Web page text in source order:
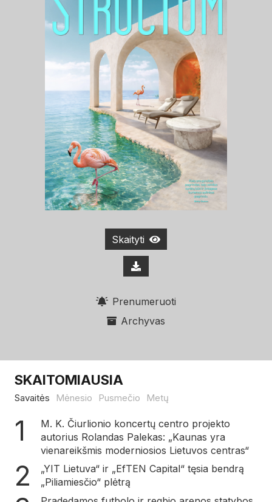
Skaityti
Prenumeruoti
Archyvas
SKAITOMIAUSIA
Savaitės Mėnesio Pusmečio Metų
M. K. Čiurlionio koncertų centro projekto
autorius Rolandas Palekas: „Kaunas yra
vienareikšmis moderniosios Lietuvos centras“
„YIT Lietuva“ ir „EfTEN Capital“ tęsia bendrą
„Piliamiesčio“ plėtrą